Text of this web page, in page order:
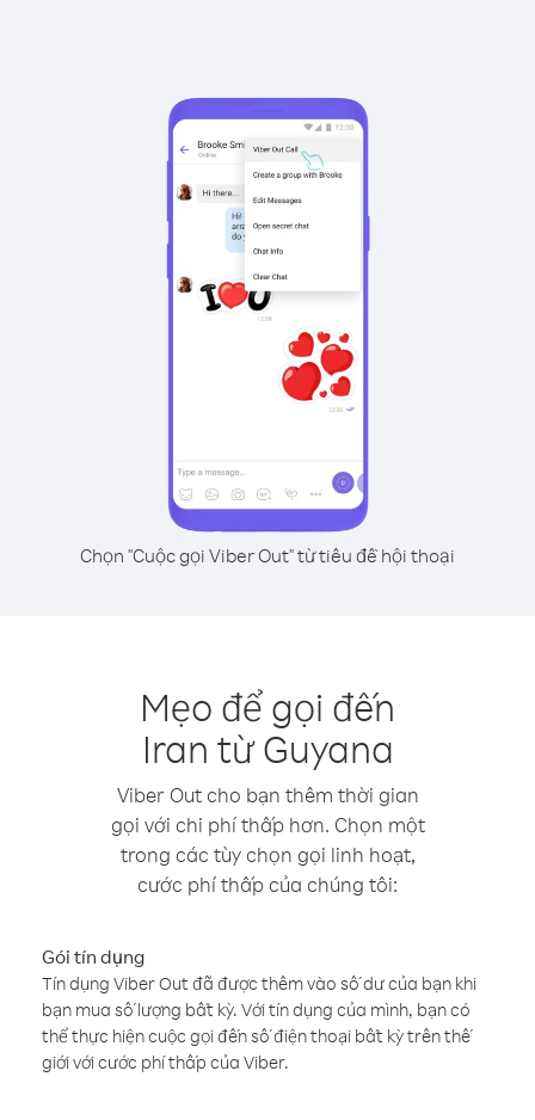
Chọn "Cuộc gọi Viber Out" từ tiêu đề hội thoại
Mẹo để gọi đến
Iran từ Guyana
Viber Out cho bạn thêm thời gian
gọi với chi phí thấp hơn. Chọn một
trong các tùy chọn gọi linh hoạt,
cước phí thấp của chúng tôi:
Gói tín dụng
Tín dụng Viber Out đã được thêm vào số dư của bạn khi
bạn mua số lượng bất kỳ. Với tín dụng của mình, bạn có
thể thực hiện cuộc gọi đến số điện thoại bất kỳ trên thế
giới với cước phí thấp của Viber.